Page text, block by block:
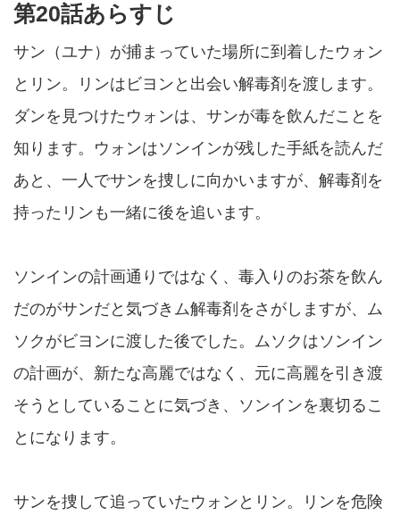
第20話あらすじ
サン（ユナ）が捕まっていた場所に到着したウォン
とリン。リンはビヨンと出会い解毒剤を渡します。
ダンを見つけたウォンは、サンが毒を飲んだことを
知ります。ウォンはソンインが残した手紙を読んだ
あと、一人でサンを捜しに向かいますが、解毒剤を
持ったリンも一緒に後を追います。
ソンインの計画通りではなく、毒入りのお茶を飲ん
だのがサンだと気づきム解毒剤をさがしますが、ム
ソクがビヨンに渡した後でした。ムソクはソンイン
の計画が、新たな高麗ではなく、元に高麗を引き渡
そうとしていることに気づき、ソンインを裏切るこ
とになります。
サンを捜して追っていたウォンとリン。リンを危険